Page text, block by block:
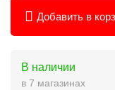
Добавить в
В наличии
в 7 магазинах